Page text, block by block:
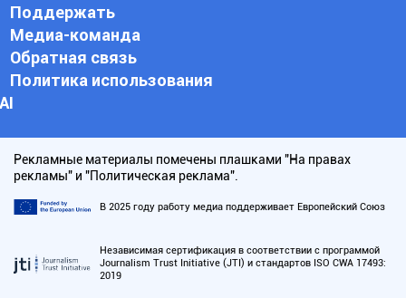
Поддержать
Медиа-команда
Обратная связь
Политика использования
АI
Рекламные материалы помечены плашками "На правах
рекламы" и "Политическая реклама".
В 2025 году работу медиа поддерживает Европейский Союз
Независимая сертификация в соответствии с программой
Journalism Trust Initiative (JTI) и стандартов ISO CWA 17493:
2019